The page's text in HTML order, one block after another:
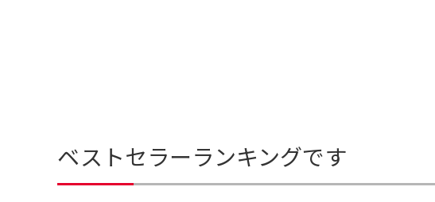
ベストセラーランキングです